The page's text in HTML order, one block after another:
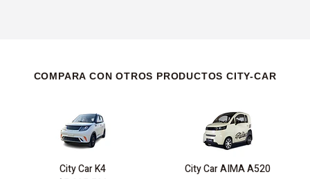
COMPARA CON OTROS PRODUCTOS CITY-CAR
City Car K4 City Car AIMA A520